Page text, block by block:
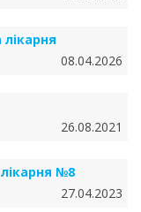
08.04.2026
26.08.2021
№8
27.04.2023